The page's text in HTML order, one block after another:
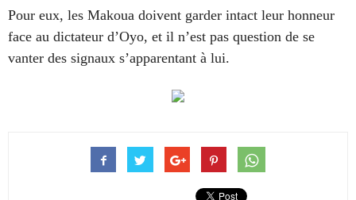
Pour eux, les Makoua doivent garder intact leur honneur
face au dictateur d’Oyo, et il n’est pas question de se
vanter des signaux s’apparentant à lui.